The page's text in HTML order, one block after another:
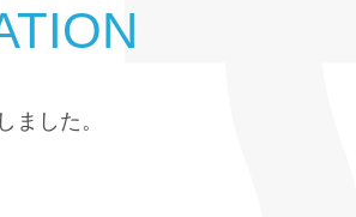
ました。